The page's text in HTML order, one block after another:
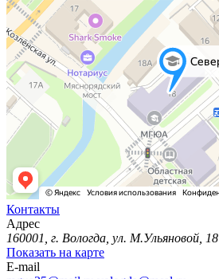
Контакты
Адрес
160001, г. Вологда, ул. М.Ульяновой, 18
Показать на карте
E-mail